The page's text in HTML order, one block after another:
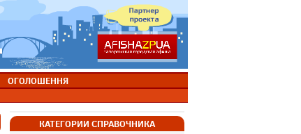
ОГОЛОШЕННЯ
КАТЕГОРИИ СПРАВОЧНИКА